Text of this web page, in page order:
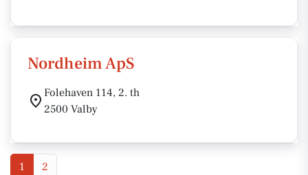
Nordheim ApS
Folehaven 114, 2. th
2500 Valby
1 2